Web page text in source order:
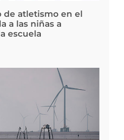
de atletismo en el
a las niñas a
escuela